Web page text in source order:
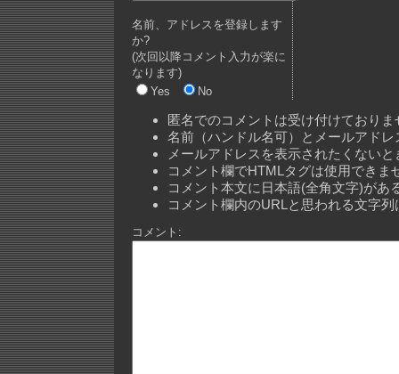
名前、アドレスを登録します
か?
(次回以降コメント入力が楽に
なります)
Yes
No
匿名でのコメントは受け付けておりま
名前（ハンドル名可）とメールアド
メールアドレスを表示されたくない
コメント欄でHTMLタグは使用できま
コメント本文に日本語(全角文字)があ
コメント欄内のURLと思われる文字
コメント: